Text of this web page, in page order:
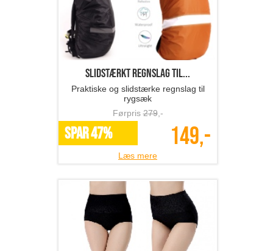
Slidstærkt regnslag til...
Praktiske og slidstærke regnslag til
rygsæk
Førpris279,-
SPAR 47% 149,-
Læs mere